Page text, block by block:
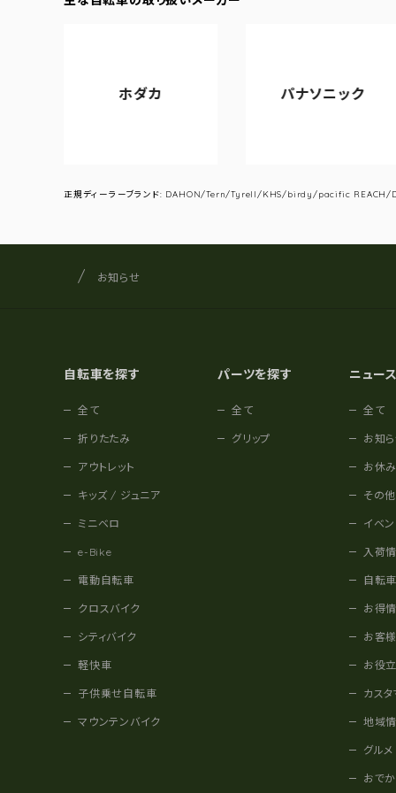
ホダカ パナソニック
正規ディーラーブランド: DAHON/Tern/Tyrell/KHS/birdy/pacific
サイト内の現在地
サイクルショップナカゴヤ
お知らせ
自転車を探す
全て
折りたたみ
アウトレット
キッズ / ジュニア
ミニベロ
e-Bike
電動自転車
クロスバイク
シティバイク
軽快車
子供乗せ自転車
マウンテンバイク
パーツを探す
全て
グリップ
ニュー
全て
お知
お休
その
イベン
入荷
自転
お得
お客様
お役
カス
地域
グルメ
おで